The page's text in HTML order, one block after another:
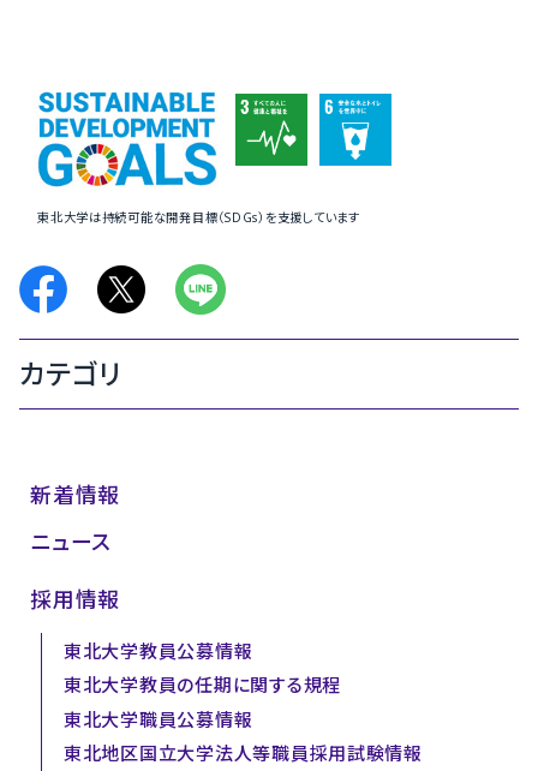
東北大学は持続可能な開発目標（SDGs）を支援しています
カテゴリ
新着情報
ニュース
採用情報
東北大学教員公募情報
東北大学教員の任期に関する規程
東北大学職員公募情報
東北地区国立大学法人等職員採用試験情報